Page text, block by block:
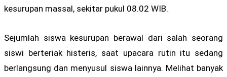
kesurupan massal, sekitar pukul 08.02 WIB.
Sejumlah siswa kesurupan berawal dari salah seorang
siswi berteriak histeris, saat upacara rutin itu sedang
berlangsung dan menyusul siswa lainnya. Melihat banyak